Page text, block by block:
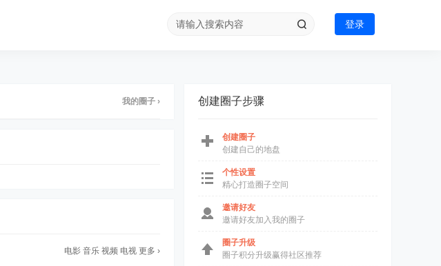
登录
我的圈子 ›
电影 音乐 视频 电视 更多 ›
创建圈子步骤
创建圈子
创建自己的地盘
个性设置
精心打造圈子空间
邀请好友
邀请好友加入我的圈子
圈子升级
圈子积分升级赢得社区推荐